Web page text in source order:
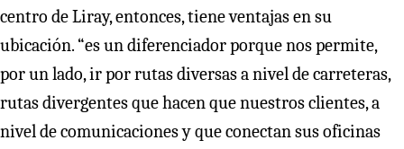
centro de Liray, entonces, tiene ventajas en su
ubicación. “es un diferenciador porque nos permite,
por un lado, ir por rutas diversas a nivel de carreteras,
rutas divergentes que hacen que nuestros clientes, a
nivel de comunicaciones y que conectan sus oficinas